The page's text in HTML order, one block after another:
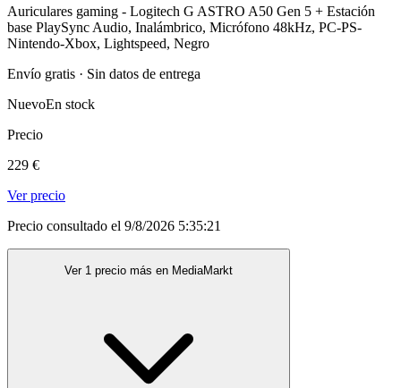
Auriculares gaming - Logitech G ASTRO A50 Gen 5 + Estación
base PlaySync Audio, Inalámbrico, Micrófono 48kHz, PC-PS-
Nintendo-Xbox, Lightspeed, Negro
Envío gratis · Sin datos de entrega
NuevoEn stock
Precio
229 €
Ver precio
Precio consultado el 9/8/2026 5:35:21
Ver 1 precio más en MediaMarkt